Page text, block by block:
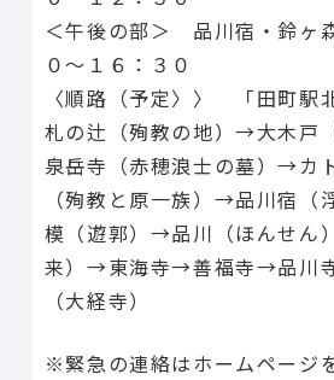
＜午後の部＞ 品川宿・鈴ヶ
０〜１６：３０
〈順路（予定〉〉 「田町駅
札の辻（殉教の地）→大木戸
泉岳寺（赤穂浪士の墓）→カ
（殉教と原一族）→品川宿
模（遊郭）→品川（ほんせん
来）→東海寺→善福寺→品川
（大経寺）
※緊急の連絡はホームページ